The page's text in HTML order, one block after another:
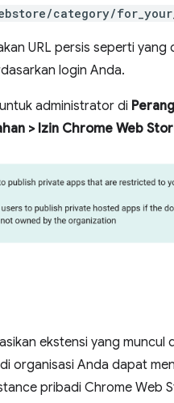
category/
URL persis seperti yang
login Anda.
administrator di
> Izin Chrome Web
ekstensi yang
organisasi Anda dapat
pribadi Chrome Web